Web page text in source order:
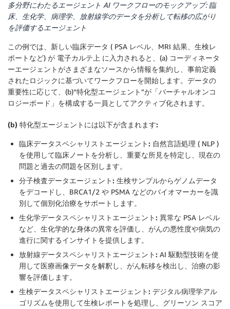
多分野にわたるエージェント AI ワークフローのモックアップ: 臨
床、生化学、病理学、放射線学のデータを分析して転移の広がり
を評価するエージェント
この例では、新しい臨床データ ( PSA レベル、MRI 結果、生検レ
ポートなど) が 電子カルテ上 に入力されると、(a) コーディネータ
ーエージェントがさまざまなソースから情報を集約し、事前定義
されたロジックに基づいてワークフローを開始します。データの
重要性に応じて、(b)“特化型エージェント”が「バーチャルオンコ
ロジーボード」を構成する一員としてアクティブ化されます。
(b) 特化型エージェントには以下が含まれます:
臨床データスペシャリストエージェント: 自然言語処理 ( NLP )
を使用して臨床ノートを分析し、重要な所見を特定し、現在の
問題と過去の問題を区別します。
分子検査データエージェント: 生検サンプルからゲノムデータ
をデコードし、BRCA1/2 や PSMA などのバイオマーカーを識
別して個別化治療をサポートします。
生化学データスペシャリストエージェント: 異常な PSA レベル
など、生化学的な身体の異常を評価し、がんの悪性度や病気の
進行に関するインサイトを提供します。
放射線データスペシャリストエージェント: AI 駆動型技術を使
用して医療画像データを解釈し、がん転移を検出し、治療の影
響を評価します。
生検データスペシャリストエージェント: デジタル病理学アル
ゴリズムを使用して生検レポートを処理し、グリーソン スコア